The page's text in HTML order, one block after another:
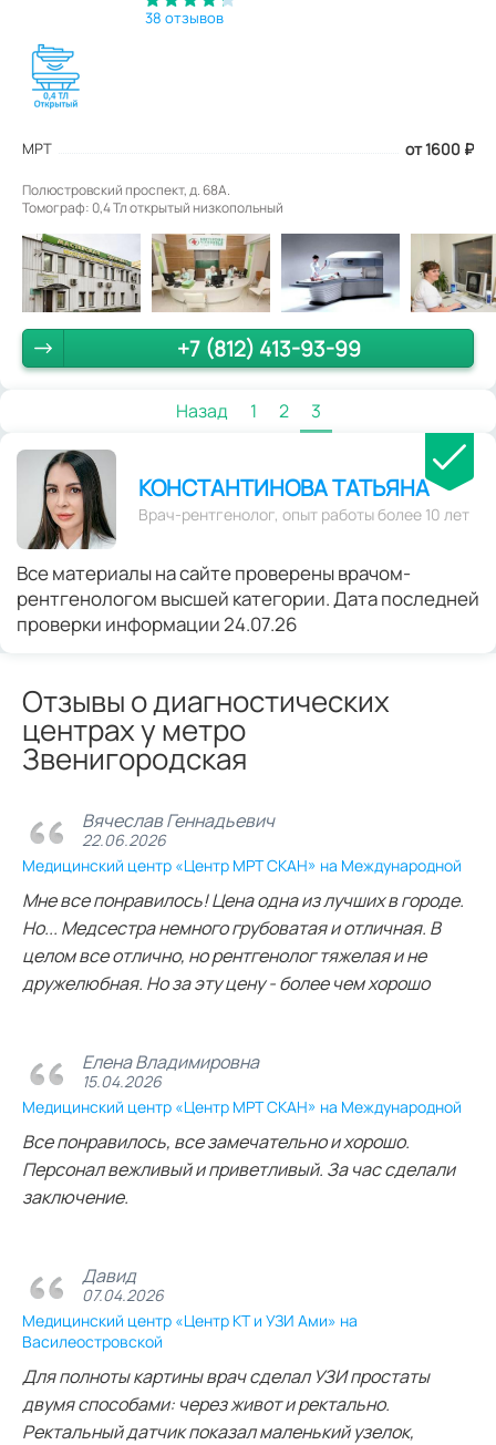
38 отзывов
МРТ от 1600 ₽
Полюстровский проспект, д. 68А.
Томограф: 0,4 Тл открытый низкопольный
+7 (812) 413-93-99
Назад 1 2 3
КОНСТАНТИНОВА ТАТЬЯНА
Врач-рентгенолог, опыт работы более 10 лет
Все материалы на сайте проверены врачом-
рентгенологом высшей категории. Дата последней
проверки информации 24.07.26
Отзывы о диагностических
центрах у метро
Звенигородская
Вячеслав Геннадьевич
22.06.2026
Медицинский центр «Центр МРТ СКАН» на Международной
Мне все понравилось! Цена одна из лучших в городе.
Но... Медсестра немного грубоватая и отличная. В
целом все отлично, но рентгенолог тяжелая и не
дружелюбная. Но за эту цену - более чем хорошо
Елена Владимировна
15.04.2026
Медицинский центр «Центр МРТ СКАН» на Международной
Все понравилось, все замечательно и хорошо.
Персонал вежливый и приветливый. За час сделали
заключение.
Давид
07.04.2026
Медицинский центр «Центр КТ и УЗИ Ами» на
Василеостровской
Для полноты картины врач сделал УЗИ простаты
двумя способами: через живот и ректально.
Ректальный датчик показал маленький узелок,